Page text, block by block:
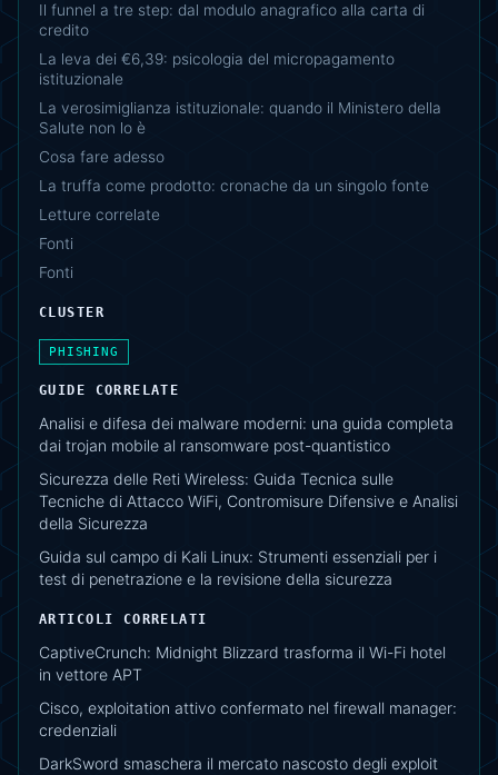
Il funnel a tre step: dal modulo anagrafico alla carta di
credito
La leva dei €6,39: psicologia del micropagamento
istituzionale
La verosimiglianza istituzionale: quando il Ministero della
Salute non lo è
Cosa fare adesso
La truffa come prodotto: cronache da un singolo fonte
Letture correlate
Fonti
Fonti
CLUSTER
PHISHING
GUIDE CORRELATE
Analisi e difesa dei malware moderni: una guida completa
dai trojan mobile al ransomware post-quantistico
Sicurezza delle Reti Wireless: Guida Tecnica sulle
Tecniche di Attacco WiFi, Contromisure Difensive e Analisi
della Sicurezza
Guida sul campo di Kali Linux: Strumenti essenziali per i
test di penetrazione e la revisione della sicurezza
ARTICOLI CORRELATI
CaptiveCrunch: Midnight Blizzard trasforma il Wi-Fi hotel
in vettore APT
Cisco, exploitation attivo confermato nel firewall manager:
credenziali
DarkSword smaschera il mercato nascosto degli exploit